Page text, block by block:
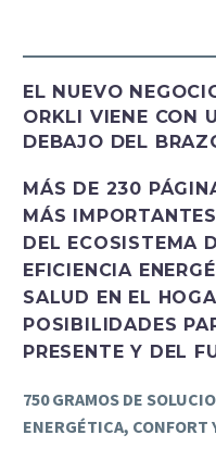
EL NUEVO
ORKLI VIENE CON
DEBAJO DEL
MÁS DE 230
MÁS
DEL ECOSISTEMA
EFICIENCIA
SALUD EN EL
POSIBILIDADES
PRESENTE Y DEL
750 GRAMOS DE
ENERGÉTICA, CONFORT